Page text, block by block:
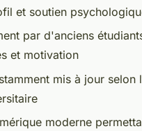
et soutien
par d'anciens
et motivation
mis à jour selon
moderne